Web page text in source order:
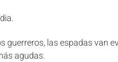
guerreros, las espadas van
agudas.